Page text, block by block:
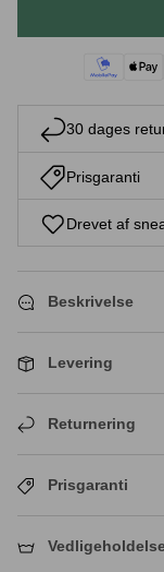
Sneaker rengøring
30 dages
Prisgaranti
Drevet af
Beskrivelse
Levering
Returnering
Prisgaranti